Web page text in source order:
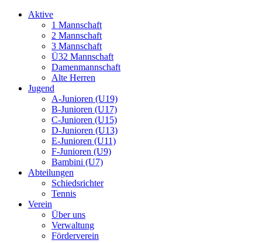
Aktive
1 Mannschaft
2 Mannschaft
3 Mannschaft
Ü32 Mannschaft
Damenmannschaft
Alte Herren
Jugend
A-Junioren (U19)
B-Junioren (U17)
C-Junioren (U15)
D-Junioren (U13)
E-Junioren (U11)
F-Junioren (U9)
Bambini (U7)
Abteilungen
Schiedsrichter
Tennis
Verein
Über uns
Verwaltung
Förderverein